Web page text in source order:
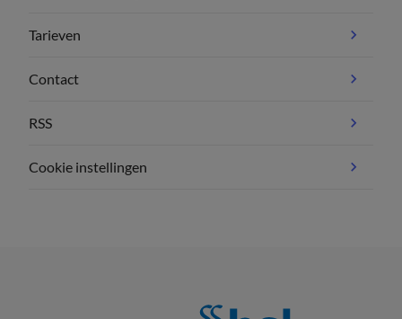
Tarieven
Contact
RSS
Cookie instellingen